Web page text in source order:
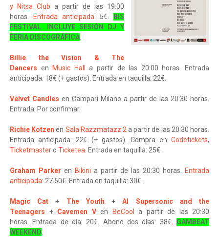
y Nitsa Club a partir de las 19:00
horas.
Entrada anticipada: 5€.
BIS
FESTIVAL. INCLUYE SESIÓN DJ Y
FERIA DISCOGRÁFICA.
Billie the Vision & The
Dancers en Music Hall
a partir de las 20:00 horas. Entrada
anticipada: 18€ (+ gastos). Entrada en taquilla: 22€.
Velvet Candles en Campari Milano a partir de las 20:30 horas.
Entrada: Por confirmar.
Richie Kotzen en Sala Razzmatazz 2a partir de las 20:30 horas.
Entrada anticipada: 22€ (+ gastos). Compra en Codetickets,
Ticketmastero Ticketea. Entrada en taquilla: 25€.
Graham Parker en Bikini a partir de las 20:30 horas. Entrada
anticipada: 27.50€. Entrada en taquilla: 30€.
Magic Cat + The Youth +Al Supersonic and the
Teenagers + Cavemen Ven BeCool
a partir de las 20:30
horas. Entrada de día: 20€. Abono dos días: 38€. GAMBEAT
WEEKEND.